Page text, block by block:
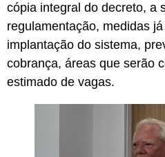
cópia integral do decreto, a
regulamentação, medidas
implantação do sistema,
cobrança, áreas que serão
estimado de vagas.